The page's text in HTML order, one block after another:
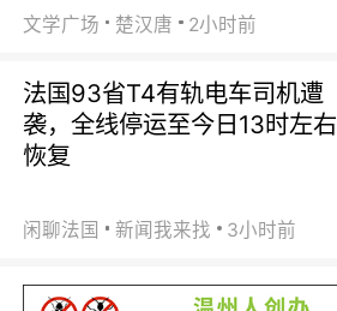
文学广场 楚汉唐 2小时前
法国93省T4有轨电车司机遭
袭，全线停运至今日13时左右
恢复
闲聊法国 新闻我来找 3小时前